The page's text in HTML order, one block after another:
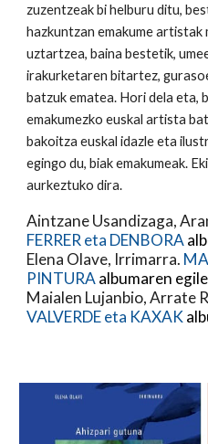
zuzentzeak bi helburu ditu,
hazkuntzan emakume artistak
uztartzea, baina bestetik,
irakurketaren bitartez,
batzuk ematea. Hori dela eta,
emakumezko euskal artista
bakoitza euskal idazle eta
egingo du, biak emakumeak.
aurkeztuko dira.
Aintzane Usandizaga,
FERRER eta DENBORA
Elena Olave, Irrimarra.
PINTURA albumaren
Maialen Lujanbio, Arrate
VALVERDE eta KAXAK